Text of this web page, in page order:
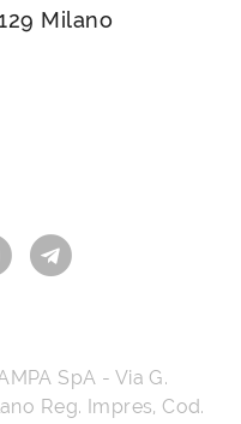
Milano
SpA - Via G.
Reg. Impres, Cod.